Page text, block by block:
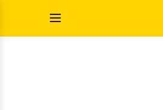
conteúdo
Abrir
Menu